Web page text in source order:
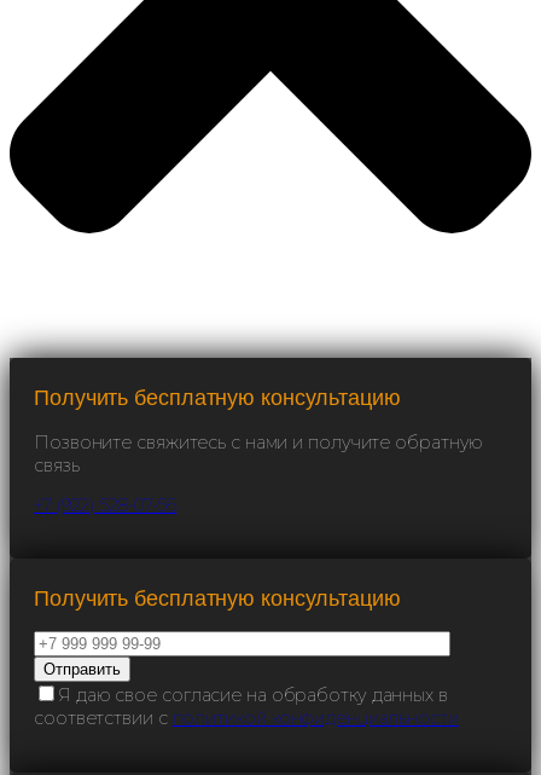
Получить бесплатную консультацию
Позвоните свяжитесь с нами и получите обратную
связь
+7 (922) 528-07-56
Получить бесплатную консультацию
Я даю свое согласие на обработку данных в
соответствии с политикой конфиденциальности